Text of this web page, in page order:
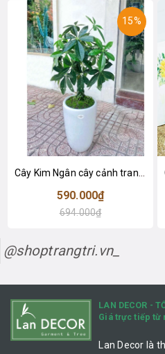
15%
Cây Kim Ngân cây cảnh trang trí nhà đẹp (80cm) - LC1990
590.000₫
694.000₫
@shoptrangtri.vn_
LAN DECOR -
Giá trực tiếp từ
Lan Decor là